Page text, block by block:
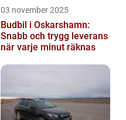
03 november 2025
Budbil i Oskarshamn:
Snabb och trygg leverans
när varje minut räknas